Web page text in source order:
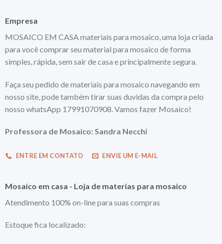
Empresa
MOSAICO EM CASA materiais para mosaico, uma loja criada
para você comprar seu material para mosaico de forma
simples, rápida, sem sair de casa e principalmente segura.
Faça seu pedido de materiais para mosaico navegando em
nosso site, pode também tirar suas duvidas da compra pelo
nosso whatsApp 17991070908. Vamos fazer Mosaico!
Professora de Mosaico: Sandra Necchi
ENTRE EM CONTATO ENVIE UM E-MAIL
Mosaico em casa - Loja de materias para mosaico
Atendimento 100% on-line para suas compras
Estoque fica localizado: